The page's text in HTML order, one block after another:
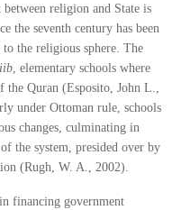
religion and State is
the seventh century has been
the religious sphere. The
, elementary schools where
Quran (Esposito, John L.,
under Ottoman rule, schools
changes, culminating in
the system, presided over by
(Rugh, W. A., 2002).
financing government